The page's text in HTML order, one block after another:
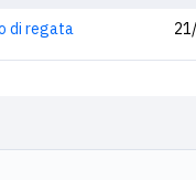
di regata